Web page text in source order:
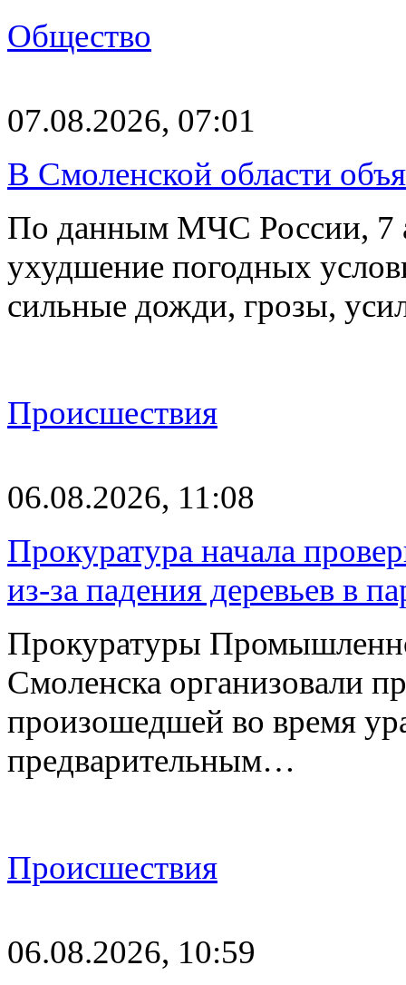
Общество
07.08.2026, 07:01
В Смоленской области
По данным МЧС России, 7
ухудшение погодных
сильные дожди, грозы,
Происшествия
06.08.2026, 11:08
Прокуратура начала
из-за падения деревьев в
Прокуратуры
Смоленска организовали
произошедшей во время
предварительным…
Происшествия
06.08.2026, 10:59